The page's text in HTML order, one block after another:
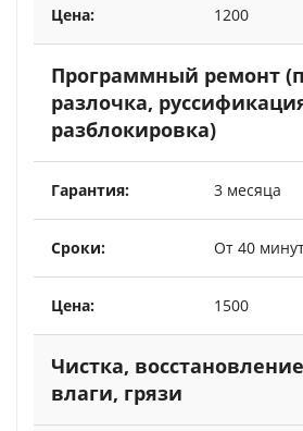
1200
Программный ремонт
разлочка,
разблокировка)
3 месяца
От 40
1500
Чистка,
влаги, грязи